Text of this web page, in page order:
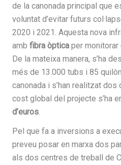
de la canonada principal que
voluntat d’evitar futurs
2020 i 2021. Aquesta nova
amb fibra òptica per
De la mateixa manera, s’ha
més de 13.000 tubs i 85
canonada i s’han realitzat
cost global del projecte s’ha
d’euros.
Pel que fa a inversions a
preveu posar en marxa dos
als dos centres de treball de